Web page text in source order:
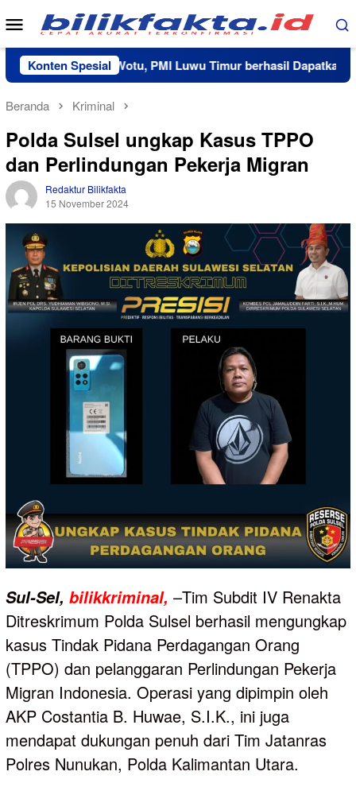
Loncat
ke
konten
Menu
Mobile
Konten Spesial
Sama RS Wotu, PMI Luwu Timur berhasil Dapatkan 20
Beranda Kriminal
Polda Sulsel ungkap Kasus TPPO
dan Perlindungan Pekerja Migran
Redaktur Bilikfakta
15 November 2024
Sul-Sel, bilikkriminal, –Tim Subdit IV Renakta
Ditreskrimum Polda Sulsel berhasil mengungkap
kasus Tindak Pidana Perdagangan Orang
(TPPO) dan pelanggaran Perlindungan Pekerja
Migran Indonesia. Operasi yang dipimpin oleh
AKP Costantia B. Huwae, S.I.K., ini juga
mendapat dukungan penuh dari Tim Jatanras
Polres Nunukan, Polda Kalimantan Utara.